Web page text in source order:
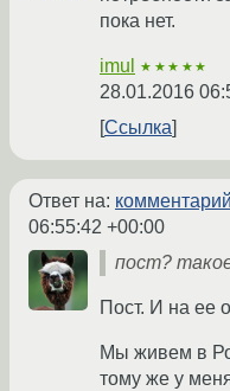
пока нет.
imul ★★★★★
28.01.2016
Ссылка
Ответ на: комментарий
06:55:42 +00:00
пост?
Пост. И на ее
Мы живем в
тому же у